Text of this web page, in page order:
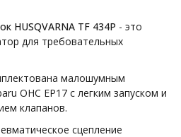
HUSQVARNA TF 434P - это
для требовательных
малошумным
OHC EP17 с легким запуском и
клапанов.
сцепление